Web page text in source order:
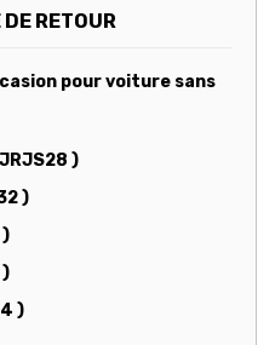
RETOUR
pour voiture sans
)
)
)
)
)